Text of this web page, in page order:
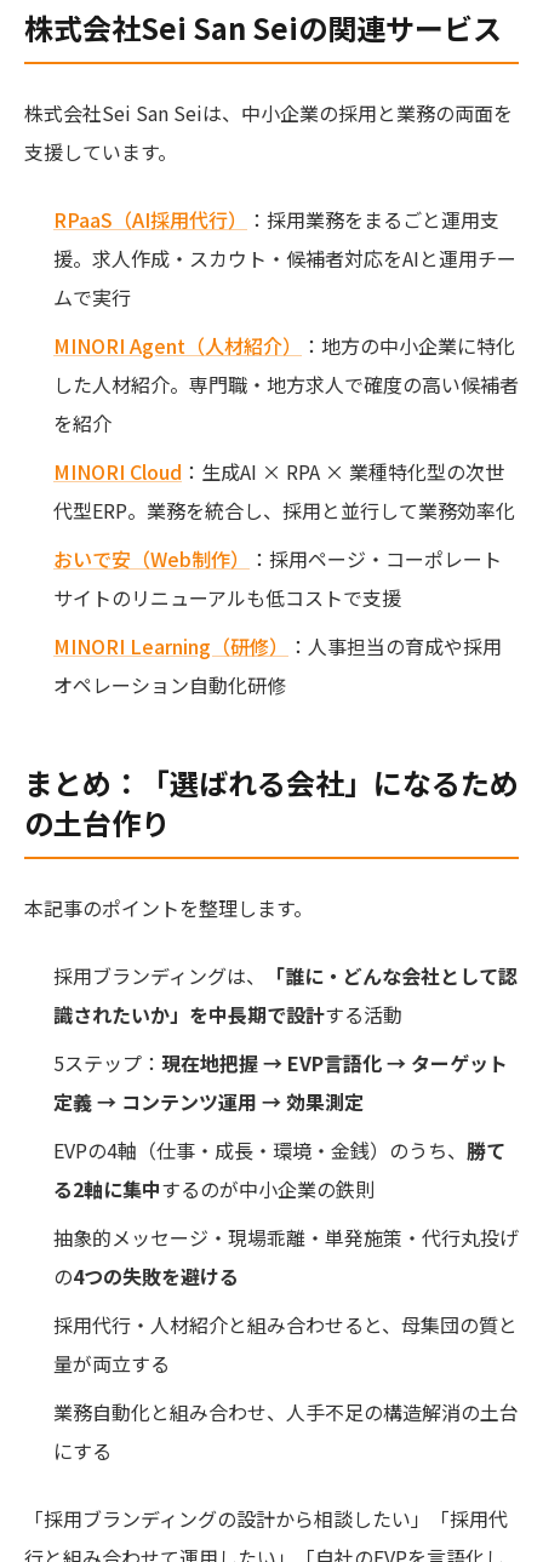
株式会社Sei San Seiの関連サービス
株式会社Sei San Seiは、中小企業の採用と業務の両面を
支援しています。
RPaaS（AI採用代行）
：採用業務をまるごと運用支
援。求人作成・スカウト・候補者対応をAIと運用チー
ムで実行
MINORI Agent（人材紹介）
：地方の中小企業に特化
した人材紹介。専門職・地方求人で確度の高い候補者
を紹介
MINORI Cloud ：生成AI × RPA × 業種特化型の次世
代型ERP。業務を統合し、採用と並行して業務効率化
おいで安（Web制作）
：採用ページ・コーポレート
サイトのリニューアルも低コストで支援
MINORI Learning（研修）
：人事担当の育成や採用
オペレーション自動化研修
まとめ：「選ばれる会社」になるため
の土台作り
本記事のポイントを整理します。
採用ブランディングは、
「誰に・どんな会社として認
識されたいか」を中長期で設計する活動
5ステップ： 現在地把握 → EVP言語化 → ターゲット
定義 → コンテンツ運用 → 効果測定
EVPの4軸（仕事・成長・環境・金銭）のうち、 勝て
る2軸に集中するのが中小企業の鉄則
抽象的メッセージ・現場乖離・単発施策・代行丸投げ
の4つの失敗を避ける
採用代行・人材紹介と組み合わせると、母集団の質と
量が両立する
業務自動化と組み合わせ、人手不足の構造解消の土台
にする
「採用ブランディングの設計から相談したい」「採用代